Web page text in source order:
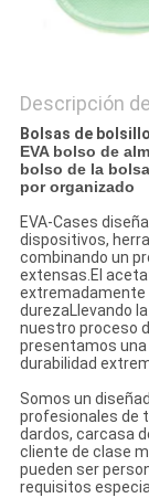
Descripción
Bolsas de
EVA bolso de
bolso de la
por organizado
EVA-Cases
dispositivos,
combinando un
extensas.El
extremadamente
durezaLlevando
nuestro proceso
presentamos una
durabilidad
Somos un
profesionales de
dardos, carcasa
cliente de clase
pueden ser
requisitos